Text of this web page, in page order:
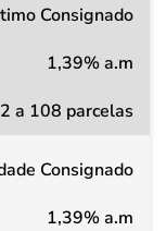
Consignado
1,39% a.m
2 a 108 parcelas
Consignado
1,39% a.m